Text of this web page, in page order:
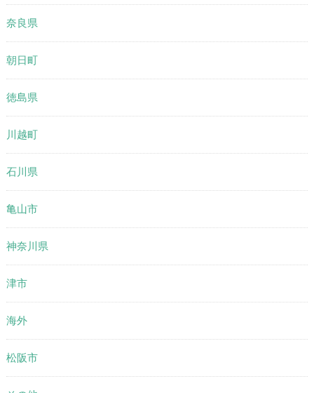
奈良県
朝日町
徳島県
川越町
石川県
亀山市
神奈川県
津市
海外
松阪市